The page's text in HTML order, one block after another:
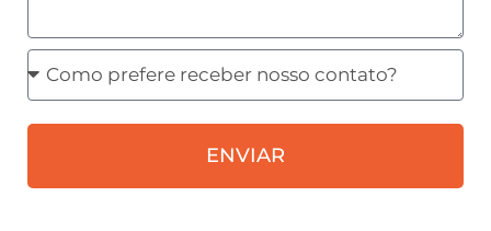
Como
prefere
receber
contato?
ENVIAR